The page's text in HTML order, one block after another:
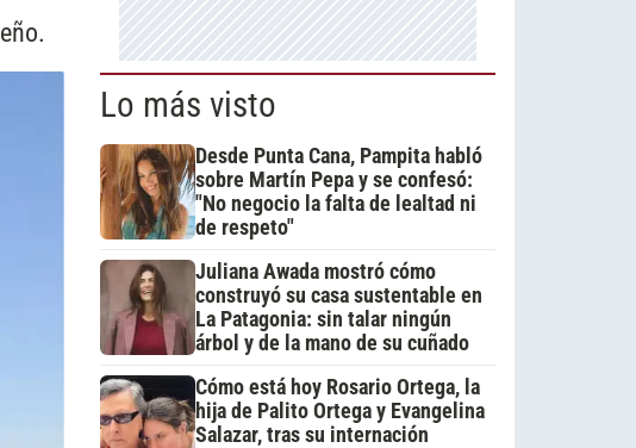
Lo más visto
Desde Punta Cana, Pampita habló
sobre Martín Pepa y se confesó:
"No negocio la falta de lealtad ni
de respeto"
Juliana Awada mostró cómo
construyó su casa sustentable en
La Patagonia: sin talar ningún
árbol y de la mano de su cuñado
Cómo está hoy Rosario Ortega, la
hija de Palito Ortega y Evangelina
Salazar, tras su internación